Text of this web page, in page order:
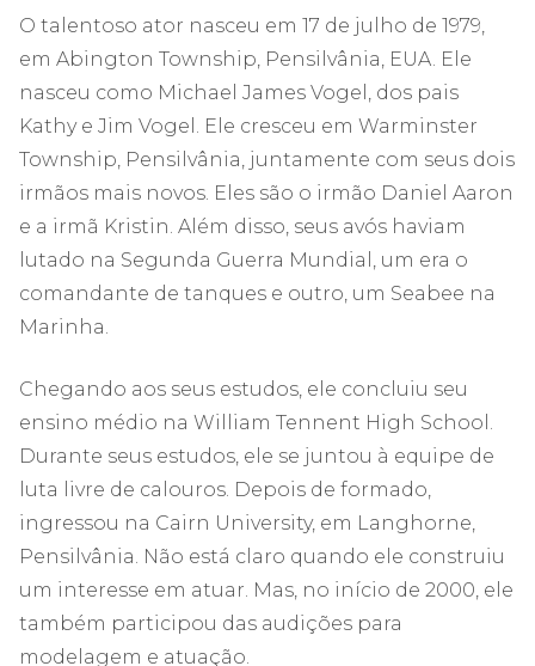
O talentoso ator nasceu em 17 de julho de 1979,
em Abington Township, Pensilvânia, EUA. Ele
nasceu como Michael James Vogel, dos pais
Kathy e Jim Vogel. Ele cresceu em Warminster
Township, Pensilvânia, juntamente com seus dois
irmãos mais novos. Eles são o irmão Daniel Aaron
e a irmã Kristin. Além disso, seus avós haviam
lutado na Segunda Guerra Mundial, um era o
comandante de tanques e outro, um Seabee na
Marinha.
Chegando aos seus estudos, ele concluiu seu
ensino médio na William Tennent High School.
Durante seus estudos, ele se juntou à equipe de
luta livre de calouros. Depois de formado,
ingressou na Cairn University, em Langhorne,
Pensilvânia. Não está claro quando ele construiu
um interesse em atuar. Mas, no início de 2000, ele
também participou das audições para
modelagem e atuação.